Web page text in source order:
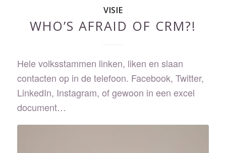
VISIE
WHO’S AFRAID OF CRM?!
Hele volksstammen linken, liken en slaan
contacten op in de telefoon. Facebook, Twitter,
LinkedIn, Instagram, of gewoon in een excel
document…